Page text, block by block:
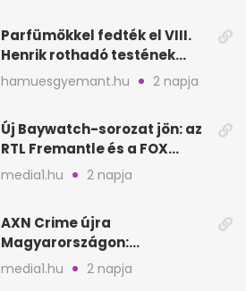
Parfümökkel fedték el VIII.
Henrik rothadó testének
szagát
hamuesgyemant.hu 2 napja
Új Baywatch-sorozat jön: az
RTL Fremantle és a FOX
készíti
media1.hu 2 napja
AXN Crime újra
Magyarországon:
szeptembertől a Viasat Film
media1.hu 2 napja